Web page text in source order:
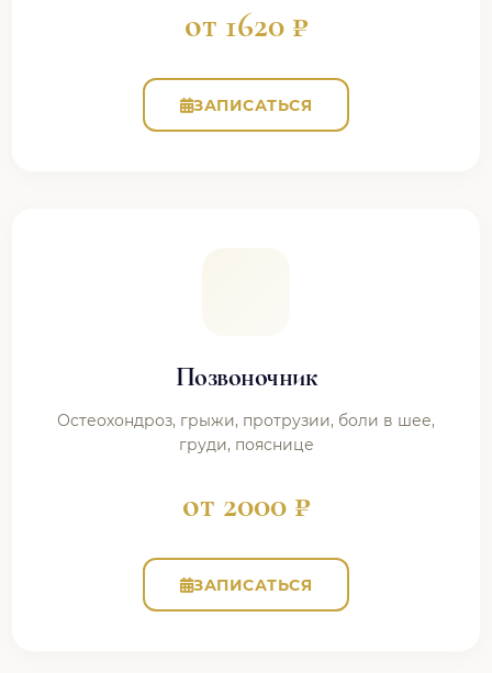
от 1620 ₽
ЗАПИСАТЬСЯ
Позвоночник
Остеохондроз, грыжи, протрузии, боли в шее,
груди, пояснице
от 2000 ₽
ЗАПИСАТЬСЯ